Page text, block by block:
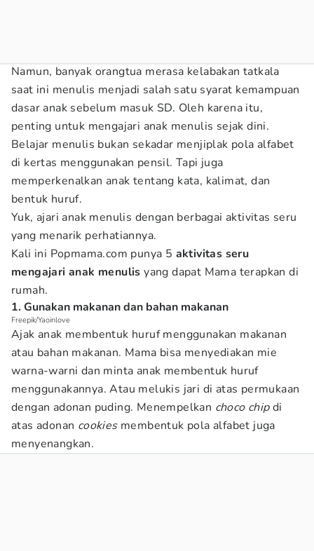
Namun, banyak orangtua merasa kelabakan tatkala
saat ini menulis menjadi salah satu syarat kemampuan
dasar anak sebelum masuk SD. Oleh karena itu,
penting untuk mengajari anak menulis sejak dini.
Belajar menulis bukan sekadar menjiplak pola alfabet
di kertas menggunakan pensil. Tapi juga
memperkenalkan anak tentang kata, kalimat, dan
bentuk huruf.
Yuk, ajari anak menulis dengan berbagai aktivitas seru
yang menarik perhatiannya.
Kali ini Popmama.com punya 5 aktivitas seru
mengajari anak menulis yang dapat Mama terapkan di
rumah.
1. Gunakan makanan dan bahan makanan
Freepik/Yaoinlove
Ajak anak membentuk huruf menggunakan makanan
atau bahan makanan. Mama bisa menyediakan mie
warna-warni dan minta anak membentuk huruf
menggunakannya. Atau melukis jari di atas permukaan
dengan adonan puding. Menempelkan choco chipdi
atas adonan cookies membentuk pola alfabet juga
menyenangkan.